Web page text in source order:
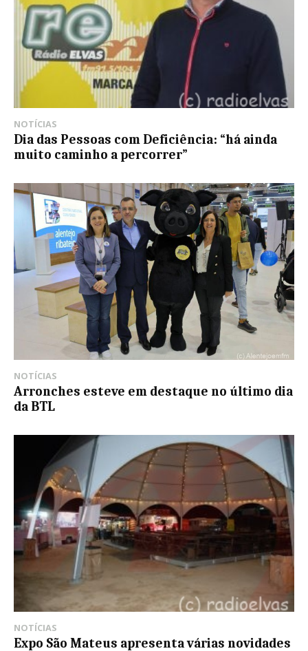
NOTÍCIAS
Dia das Pessoas com Deficiência: “há ainda
muito caminho a percorrer”
NOTÍCIAS
Arronches esteve em destaque no último dia
da BTL
NOTÍCIAS
Expo São Mateus apresenta várias novidades